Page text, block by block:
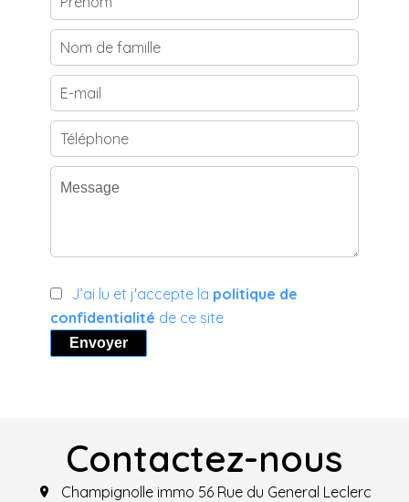
J’ai lu et j'accepte la politique de
confidentialité de ce site
Envoyer
Contactez-nous
Champignolle immo 56 Rue du General Leclerc